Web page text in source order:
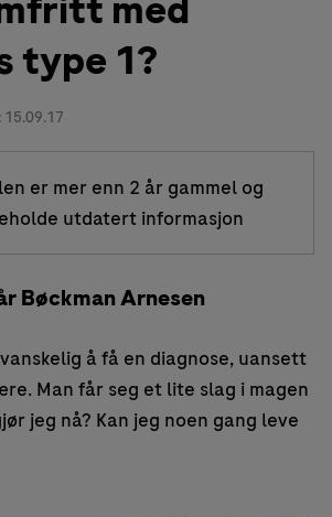
type 1?
15.09.17
er mer enn 2 år gammel og
utdatert informasjon
Bøckman Arnesen
å få en diagnose, uansett
Man får seg et lite slag i magen
jeg nå? Kan jeg noen gang leve